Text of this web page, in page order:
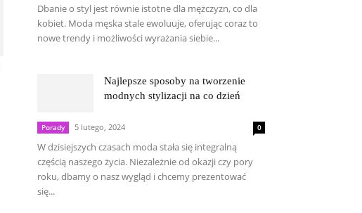
Dbanie o styl jest równie istotne dla mężczyzn, co dla
kobiet. Moda męska stale ewoluuje, oferując coraz to
nowe trendy i możliwości wyrażania siebie...
Najlepsze sposoby na tworzenie
modnych stylizacji na co dzień
Porady 5 lutego, 2024 0
W dzisiejszych czasach moda stała się integralną
częścią naszego życia. Niezależnie od okazji czy pory
roku, dbamy o nasz wygląd i chcemy prezentować
się...